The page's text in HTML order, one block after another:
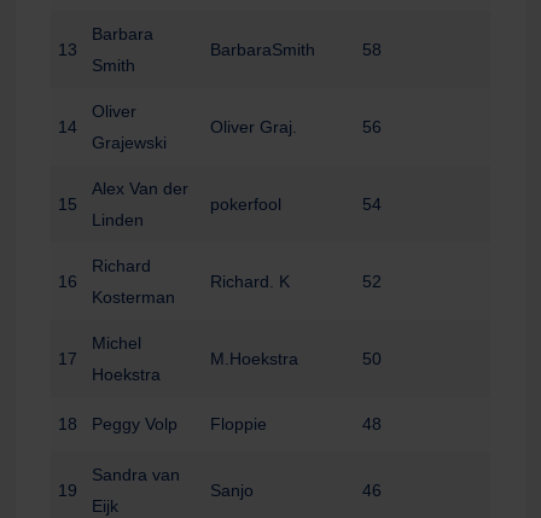
13
Barbara
Smith
BarbaraSmith 58
14
Oliver
Grajewski
Oliver Graj. 56
15
Alex Van der
Linden
pokerfool 54
16
Richard
Kosterman
Richard. K 52
17
Michel
Hoekstra
M.Hoekstra 50
18 Peggy Volp Floppie 48
19
Sandra van
Eijk
Sanjo 46